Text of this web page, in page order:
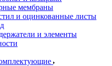
мембраны
и оцинкованные листы
и элементы